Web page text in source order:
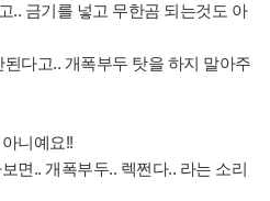
.. 금기를 넣고 무한곰 되는것도 아
다고.. 개폭부두 탓을 하지 말아주
니예요!!
면.. 개폭부두.. 렉쩐다.. 라는 소리